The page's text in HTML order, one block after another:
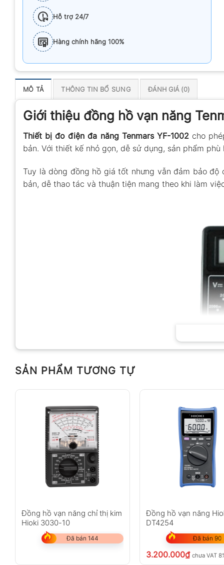
Hỗ trợ 24/7
Hàng chính hãng 100%
MÔ TẢ THÔNG TIN BỔ SUNG ĐÁNH GIÁ (0)
Giới thiệu đồng hồ vạn năng
Thiết bị đo điện đa năng Tenmars YF-1002cho
bản. Với thiết kế nhỏ gọn, dễ sử dụng, sản phẩm
Tuy là dòng đồng hồ giá tốt nhưng vẫn đảm bảo
bản, dễ thao tác và thuận tiện mang theo khi làm
Đồng
Đo điện áp AC: 1V ~ 600V
Đo điện áp DC: 100µV ~ 600V
Đo điện trở: 0.1Ω ~ 2MΩ
SẢN PHẨM TƯƠNG TỰ
Đồng hồ vạn năng chỉ thị kim
Hioki 3030-10
Đã bán 144
Đồng hồ vạn năng
DT4254
Đã bán 90
3.200.000₫ chưa VAT